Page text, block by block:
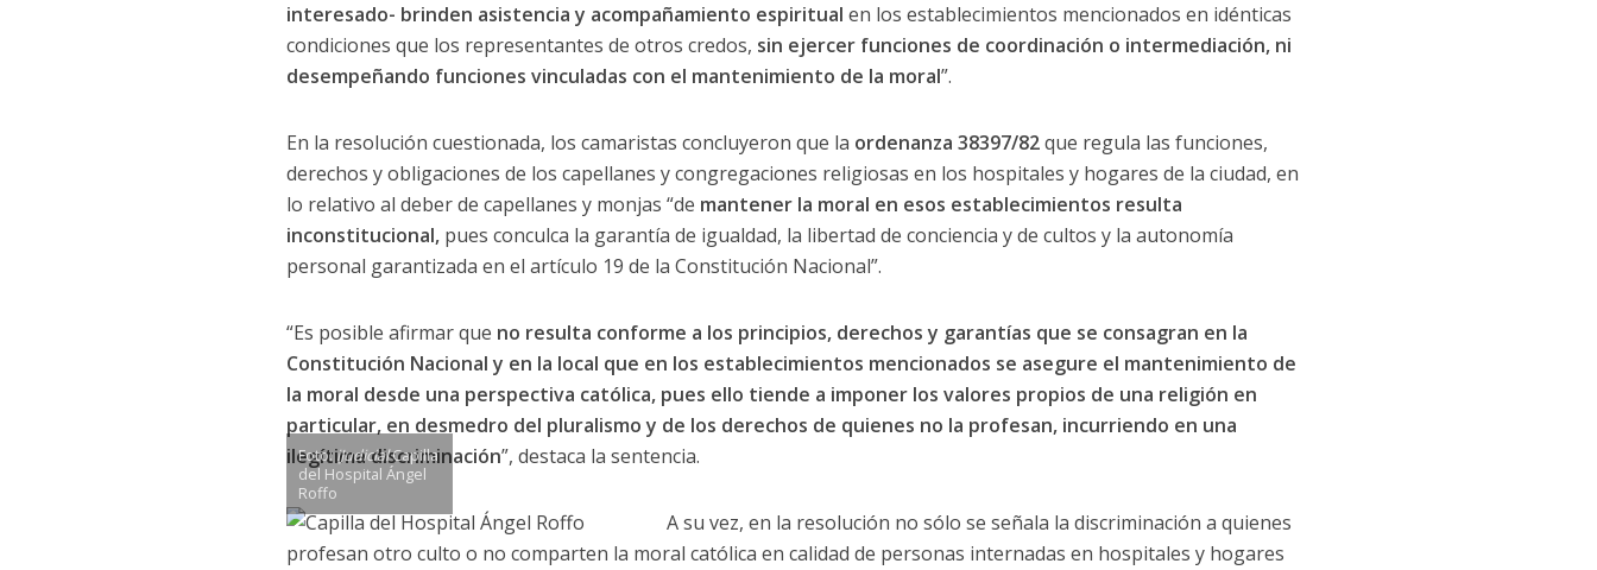
interesado- brinden asistencia y acompañamiento espiritual en los establecimientos mencionados en idénticas
condiciones que los representantes de otros credos, sin ejercer funciones de coordinación o intermediación, ni
desempeñando funciones vinculadas con el mantenimiento de la moral”.
En la resolución cuestionada, los camaristas concluyeron que la ordenanza 38397/82que regula las funciones,
derechos y obligaciones de los capellanes y congregaciones religiosas en los hospitales y hogares de la ciudad, en
lo relativo al deber de capellanes y monjas “de mantener la moral en esos establecimientos resulta
inconstitucional,pues conculca la garantía de igualdad, la libertad de conciencia y de cultos y la autonomía
personal garantizada en el artículo 19 de la Constitución Nacional”.
“Es posible afirmar que no resulta conforme a los principios, derechos y garantías que se consagran en la
Constitución Nacional y en la local que en los establecimientos mencionados se asegure el mantenimiento de
la moral desde una perspectiva católica, pues ello tiende a imponer los valores propios de una religión en
particular, en desmedro del pluralismo y de los derechos de quienes no la profesan, incurriendo en una
ilegítima discriminación”, destaca la sentencia.
Foto:iJudicialCapilla
del Hospital Ángel
Roffo
A su vez, en la resolución no sólo se señala la discriminación a quienes
profesan otro culto o no comparten la moral católica en calidad de personas internadas en hospitales y hogares